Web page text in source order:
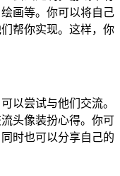
画等。你可以将自己
帮你实现。这样，你
以尝试与他们交流。
头像装扮心得。你可
时也可以分享自己的